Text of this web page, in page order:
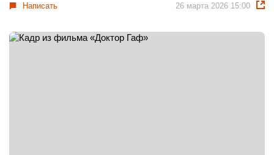
Написать 26 марта 2026 15:00